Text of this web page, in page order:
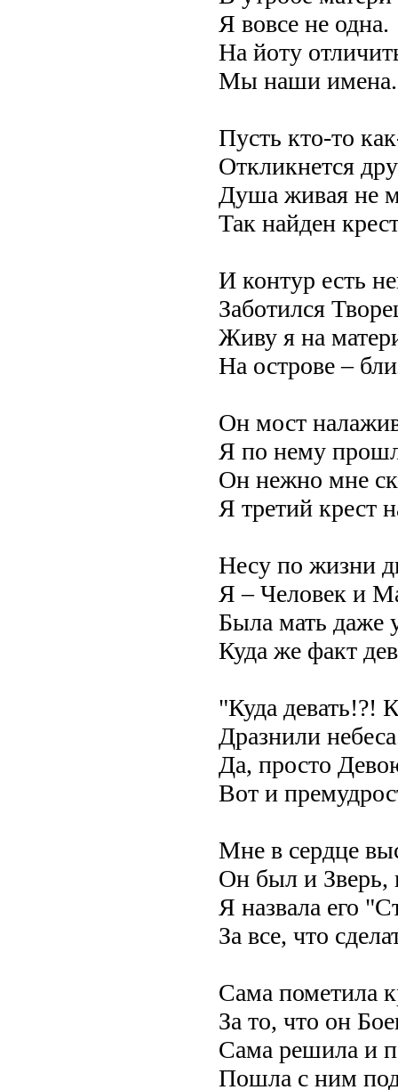
Я вовсе не одна.
На йоту
Мы наши имена.
Пусть кто-то
Откликнется
Душа живая не
Так найден
И контур есть
Заботился
Живу я на
На острове –
Он мост
Я по нему
Он нежно мне
Я третий крест
Несу по жизни
Я – Человек и
Была мать даже
Куда же факт
"Куда девать!?!
Дразнили
Да, просто
Вот и
Мне в сердце
Он был и Зверь,
Я назвала его
За все, что
Сама пометила
За то, что он
Сама решила и
Пошла с ним